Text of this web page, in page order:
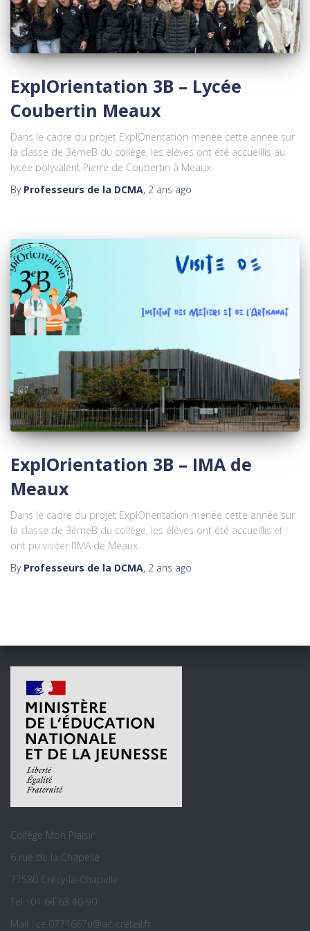
ExplOrientation 3B – Lycée
Coubertin Meaux
Dans le cadre du projet ExplOrientation menée cette année sur
la classe de 3èmeB du collège, les élèves ont été accueillis au
lycée polyvalent Pierre de Coubertin à Meaux.
By Professeurs de la DCMA, 2 ans ago
ExplOrientation 3B – IMA de
Meaux
Dans le cadre du projet ExplOrientation menée cette année sur
la classe de 3èmeB du collège, les élèves ont été accueillis et
ont pu visiter l’IMA de Meaux.
By Professeurs de la DCMA, 2 ans ago
Collège Mon Plaisir
6 rue de la Chapelle
77580 Crécy-la-Chapelle
Tel : 01 64 63 40 90
Mail : ce.0771667u@ac-creteil.fr